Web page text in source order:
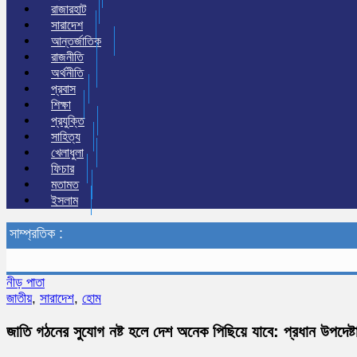
রাজারহাট
সারাদেশ
আন্তর্জাতিক
রাজনীতি
অর্থনীতি
প্রবাস
শিক্ষা
প্রযুক্তি
সাহিত্য
খেলাধুলা
ফিচার
মতামত
ইসলাম
সাম্প্রতিক :
নীড় পাতা
জাতীয়, সারাদেশ, হোম
জাতি গঠনের সুযোগ নষ্ট হলে দেশ অনেক পিছিয়ে যাবে: প্রধান